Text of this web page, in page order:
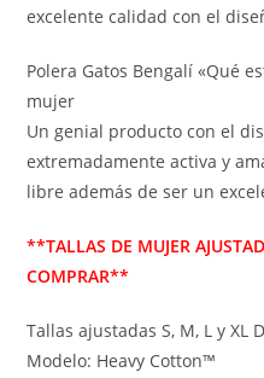
excelente calidad con el
Polera Gatos Bengalí «Qué
mujer
Un genial producto con el
extremadamente activa y
libre además de ser un
**TALLAS DE MUJER
COMPRAR**
Tallas ajustadas S, M, L y
Modelo: Heavy Cotton™